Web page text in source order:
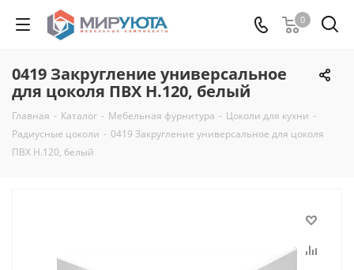
0
0419 Закругление универсальное
для цоколя ПВХ Н.120, белый
Главная - Каталог - Мебельная фурнитура - Цоколи для кухни -
Радиусные цоколи - 0419 Закругление универсальное для цоколя
ПВХ Н.120, белый